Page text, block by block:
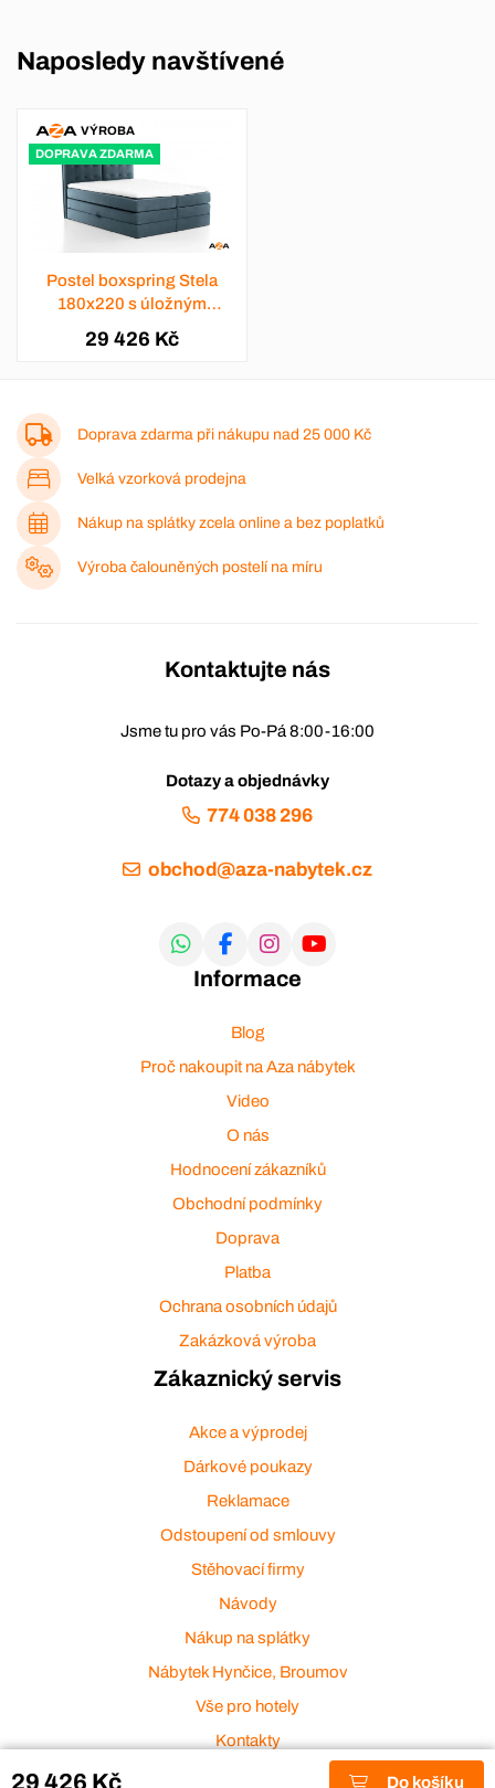
29 426 Kč Do košíku
Naposledy navštívené
VÝROBA
DOPRAVA ZDARMA
Postel boxspring Stela
180x220 s úložným
29 426 Kč
Doprava zdarma při nákupu nad 25 000 Kč
Velká vzorková prodejna
Nákup na splátky zcela online a bez poplatků
Výroba čalouněných postelí na míru
Kontaktujte nás
Jsme tu pro vás Po-Pá 8:00-16:00
Dotazy a objednávky
774 038 296
obchod@aza-nabytek.cz
Informace
Blog
Proč nakoupit na Aza nábytek
Video
O nás
Hodnocení zákazníků
Obchodní podmínky
Doprava
Platba
Ochrana osobních údajů
Zakázková výroba
Zákaznický servis
Akce a výprodej
Dárkové poukazy
Reklamace
Odstoupení od smlouvy
Stěhovací firmy
Návody
Nákup na splátky
Nábytek Hynčice, Broumov
Vše pro hotely
Kontakty
Přijímáme platební karty